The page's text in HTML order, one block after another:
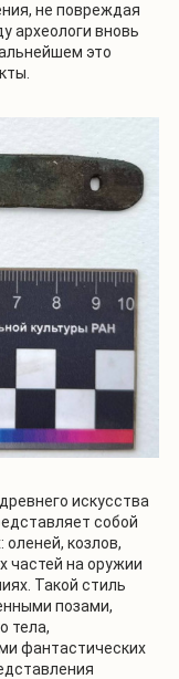
не повреждая
археологи вновь
это
искусства
собой
козлов,
частей на оружии
Такой стиль
позами,
тела,
фантастических